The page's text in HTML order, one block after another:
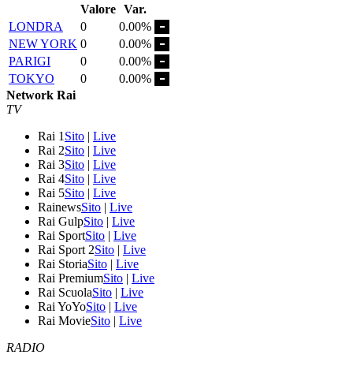
Valore Var.
LONDRA
0
0.00%
NEW YORK 0
0.00%
PARIGI
0
0.00%
TOKYO
0
0.00%
Network Rai
TV
Rai 1 Sito | Live
Rai 2Sito | Live
Rai 3Sito | Live
Rai 4Sito | Live
Rai 5Sito | Live
RainewsSito | Live
Rai GulpSito | Live
Rai SportSito | Live
Rai Sport 2Sito | Live
Rai StoriaSito | Live
Rai PremiumSito | Live
Rai ScuolaSito | Live
Rai YoYoSito | Live
Rai MovieSito | Live
RADIO